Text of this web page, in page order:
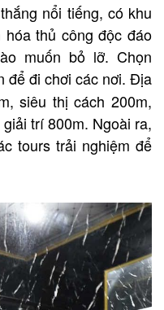
nổi tiếng, có khu
thủ công độc đáo
muốn bỏ lỡ. Chọn
để đi chơi các nơi. Địa
siêu thị cách 200m,
trí 800m. Ngoài ra,
tours trải nghiệm để